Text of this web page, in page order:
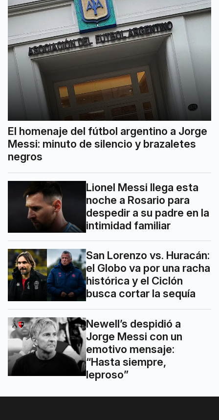
El homenaje del fútbol argentino a Jorge
Messi: minuto de silencio y brazaletes
negros
Lionel Messi llega esta
noche a Rosario para
despedir a su padre en la
intimidad familiar
San Lorenzo vs. Huracán:
el Globo va por una racha
histórica y el Ciclón
busca cortar la sequía
Newell’s despidió a
Jorge Messi con un
emotivo mensaje:
“Hasta siempre,
leproso”